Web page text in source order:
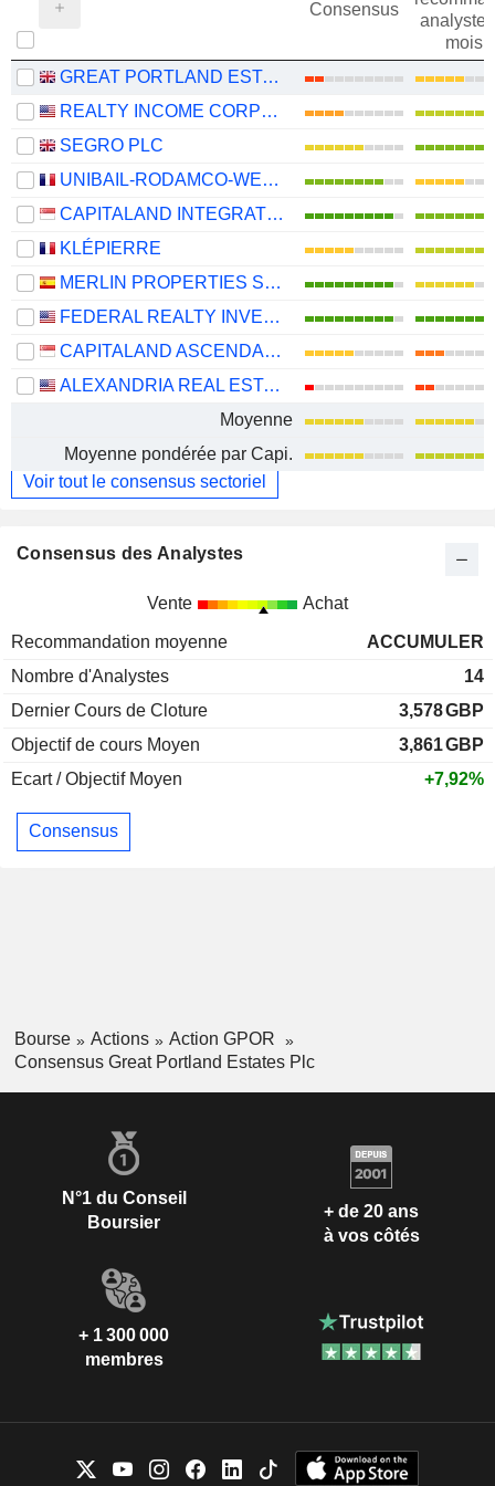
Consensus
mois
GREAT PORTLAND ESTATES PLC
REALTY INCOME CORPORATION
SEGRO PLC
UNIBAIL-RODAMCO-WESTFIELD SE
CAPITALAND INTEGRATED COMMERCIAL TRUST
KLÉPIERRE
MERLIN PROPERTIES SOCIMI, S.A.
FEDERAL REALTY INVESTMENT TRUST
CAPITALAND ASCENDAS REIT
ALEXANDRIA REAL ESTATE EQUITIES, INC.
Moyenne
Moyenne pondérée par Capi.
Voir tout le consensus sectoriel
Consensus des Analystes
Vente Achat
Recommandation moyenne
ACCUMULER
Nombre d'Analystes
14
Dernier Cours de Cloture
3,578GBP
Objectif de cours Moyen
3,861GBP
Ecart / Objectif Moyen
+7,92%
Consensus
Bourse Actions
Action GPOR
Consensus Great Portland Estates Plc
N°1 du Conseil
Boursier
+ de 20 ans
à vos côtés
+ 1 300 000
membres